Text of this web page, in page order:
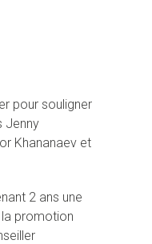
pour souligner
Jenny
Khananaev et
2 ans une
la promotion